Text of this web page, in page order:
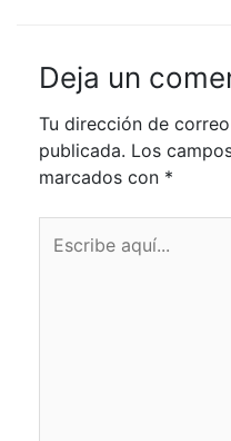
Deja un
Tu dirección de
publicada. Los
marcados con *
aquí...